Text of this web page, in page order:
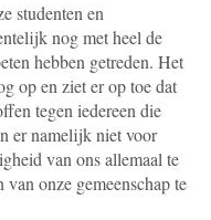
studenten en
nog met heel de
hebben getreden. Het
op en ziet er op toe dat
tegen iedereen die
er namelijk niet voor
van ons allemaal te
onze gemeenschap te